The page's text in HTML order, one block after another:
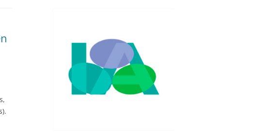
EMPRENDEDORES EN TU
DEL CONOCIMIENTO EN
ADMINITRACIONES PÚBLICAS